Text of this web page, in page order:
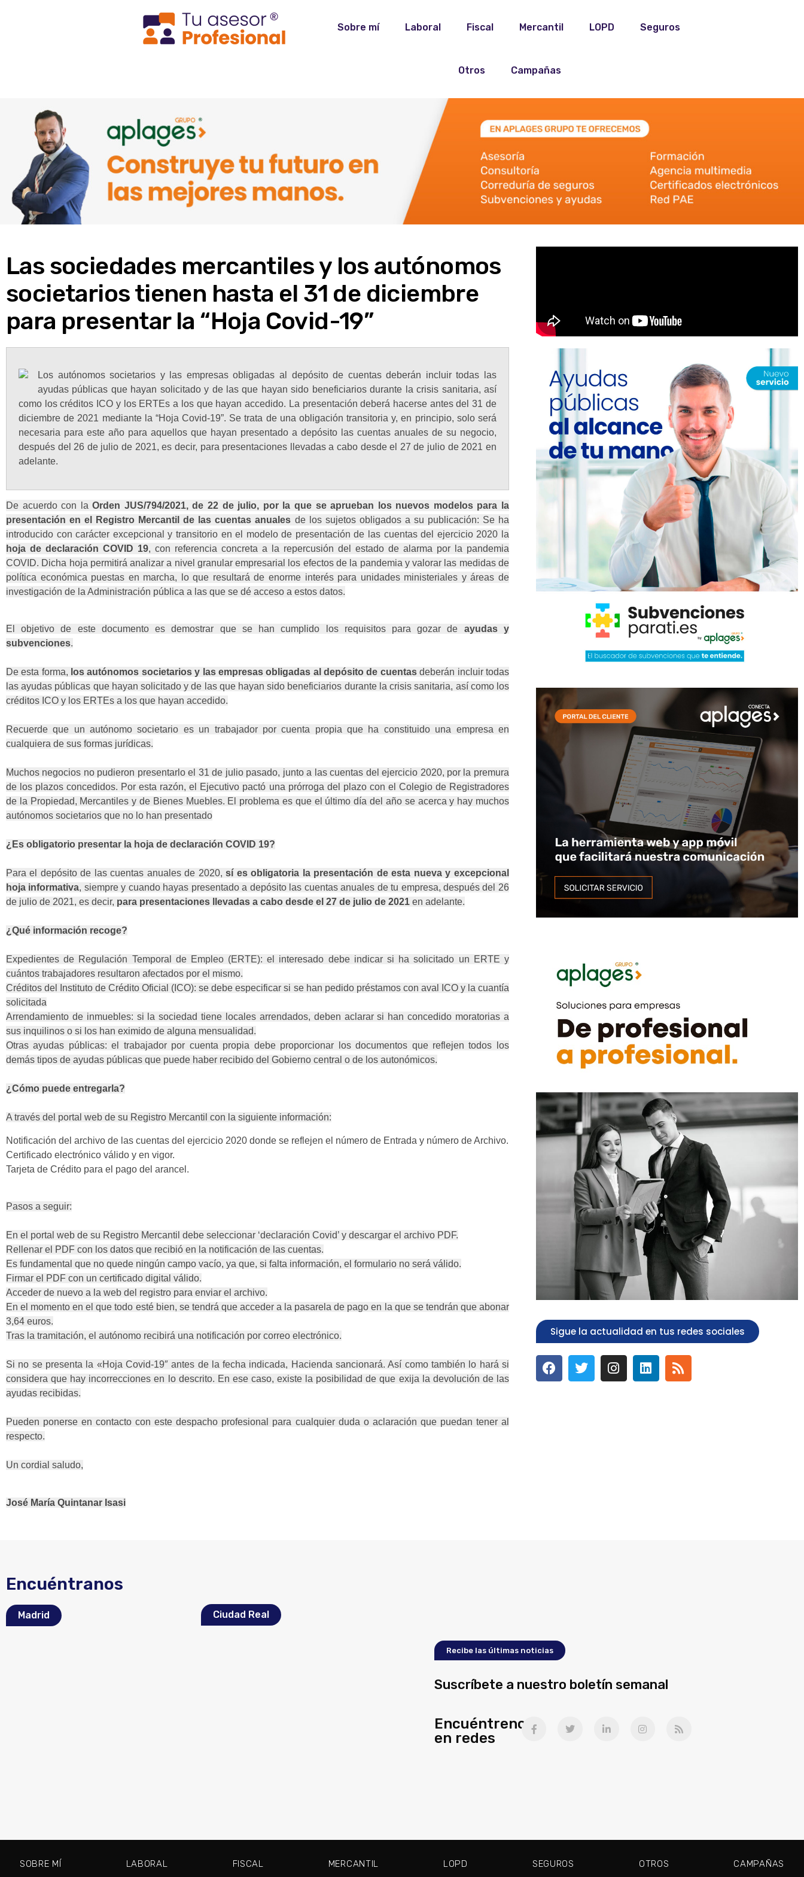
Sobre mí Laboral Fiscal Mercantil LOPD Seguros
Otros Campañas
Las sociedades mercantiles y los autónomos
societarios tienen hasta el 31 de diciembre
para presentar la “Hoja Covid-19”
Los autónomos societarios y las empresas obligadas al depósito de cuentas deberán incluir todas las
ayudas públicas que hayan solicitado y de las que hayan sido beneficiarios durante la crisis sanitaria, así
como los créditos ICO y los ERTEs a los que hayan accedido. La presentación deberá hacerse antes del 31 de
diciembre de 2021 mediante la “Hoja Covid-19”. Se trata de una obligación transitoria y, en principio, solo será
necesaria para este año para aquellos que hayan presentado a depósito las cuentas anuales de su negocio,
después del 26 de julio de 2021, es decir, para presentaciones llevadas a cabo desde el 27 de julio de 2021 en
adelante.
De acuerdo con laOrden JUS/794/2021, de 22 de julio, por la que se aprueban los nuevos modelos para la
presentación en el Registro Mercantil de las cuentas anuales de los sujetos obligados a su publicación: Se ha
introducido con carácter excepcional y transitorio en el modelo de presentación de las cuentas del ejercicio 2020 la
hoja de declaración COVID 19, con referencia concreta a la repercusión del estado de alarma por la pandemia
COVID. Dicha hoja permitirá analizar a nivel granular empresarial los efectos de la pandemia y valorar las medidas de
política económica puestas en marcha, lo que resultará de enorme interés para unidades ministeriales y áreas de
investigación de la Administración pública a las que se dé acceso a estos datos.
El objetivo de este documento es demostrar que se han cumplido los requisitos para gozar de ayudas y
subvenciones.
De esta forma, los autónomos societarios y las empresas obligadas al depósito de cuentasdeberán incluir todas
las ayudas públicas que hayan solicitado y de las que hayan sido beneficiarios durante la crisis sanitaria, así como los
créditos ICO y los ERTEs a los que hayan accedido.
Recuerde que un autónomo societario es un trabajador por cuenta propia que ha constituido una empresa en
cualquiera de sus formas jurídicas.
Muchos negocios no pudieron presentarlo el 31 de julio pasado, junto a las cuentas del ejercicio 2020, por la premura
de los plazos concedidos. Por esta razón, el Ejecutivo pactó una prórroga del plazo con el Colegio de Registradores
de la Propiedad, Mercantiles y de Bienes Muebles. El problema es que el último día del año se acerca y hay muchos
autónomos societarios que no lo han presentado
¿Es obligatorio presentar la hoja de declaración COVID 19?
Para el depósito de las cuentas anuales de 2020,sí es obligatoria la presentación de esta nueva y excepcional
hoja informativa, siempre y cuando hayas presentado a depósito las cuentas anuales de tu empresa, después del 26
de julio de 2021, es decir, para presentaciones llevadas a cabo desde el 27 de julio de 2021 en adelante.
¿Qué información recoge?
Expedientes de Regulación Temporal de Empleo (ERTE): el interesado debe indicar si ha solicitado un ERTE y
cuántos trabajadores resultaron afectados por el mismo.
Créditos del Instituto de Crédito Oficial (ICO): se debe especificar si se han pedido préstamos con aval ICO y la cuantía
solicitada
Arrendamiento de inmuebles: si la sociedad tiene locales arrendados, deben aclarar si han concedido moratorias a
sus inquilinos o si los han eximido de alguna mensualidad.
Otras ayudas públicas: el trabajador por cuenta propia debe proporcionar los documentos que reflejen todos los
demás tipos de ayudas públicas que puede haber recibido del Gobierno central o de los autonómicos.
¿Cómo puede entregarla?
A través del portal web de su Registro Mercantil con la siguiente información:
Notificación del archivo de las cuentas del ejercicio 2020 donde se reflejen el número de Entrada y número de Archivo.
Certificado electrónico válido y en vigor.
Tarjeta de Crédito para el pago del arancel.
Pasos a seguir:
En el portal web de su Registro Mercantil debe seleccionar ‘declaración Covid’ y descargar el archivo PDF.
Rellenar el PDF con los datos que recibió en la notificación de las cuentas.
Es fundamental que no quede ningún campo vacío, ya que, si falta información, el formulario no será válido.
Firmar el PDF con un certificado digital válido.
Acceder de nuevo a la web del registro para enviar el archivo.
En el momento en el que todo esté bien, se tendrá que acceder a la pasarela de pago en la que se tendrán que abonar
3,64 euros.
Tras la tramitación, el autónomo recibirá una notificación por correo electrónico.
Si no se presenta la «Hoja Covid-19″ antes de la fecha indicada, Hacienda sancionará. Así como también lo hará si
considera que hay incorrecciones en lo descrito. En ese caso, existe la posibilidad de que exija la devolución de las
ayudas recibidas.
Pueden ponerse en contacto con este despacho profesional para cualquier duda o aclaración que puedan tener al
respecto.
Un cordial saludo,
José María Quintanar Isasi
Sigue la actualidad en tus redes sociales
Encuéntranos
Madrid Ciudad Real
Recibe las últimas noticias
Suscríbete a nuestro boletín semanal
Encuéntrenos
en redes
SOBRE MÍ LABORAL FISCAL MERCANTIL LOPD SEGUROS OTROS CAMPAÑAS